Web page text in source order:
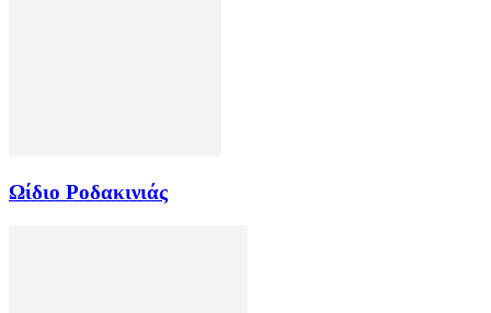
Ωίδιο Ροδακινιάς